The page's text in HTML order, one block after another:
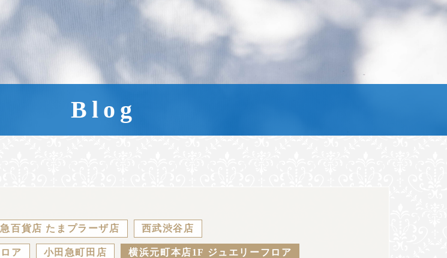
Blog
百貨店 たまプラーザ店 西武渋谷店
ア 小田急町田店 横浜元町本店1F ジュエリーフロア